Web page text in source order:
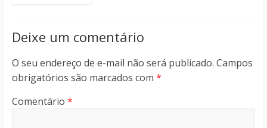
Deixe um comentário
O seu endereço de e-mail não será publicado. Campos
obrigatórios são marcados com *
Comentário *